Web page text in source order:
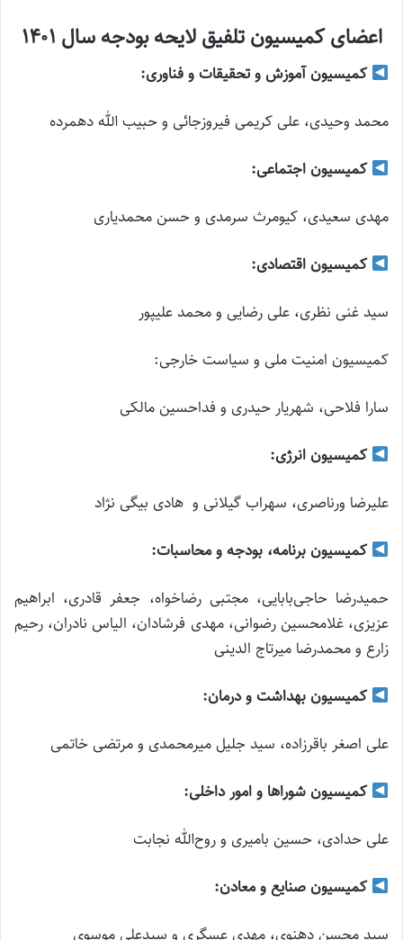
اعضای کمیسیون تلفیق لایحه بودجه سال ۱۴۰۱
کمیسیون آموزش و تحقیقات ‌و فناوری:
محمد وحیدی، علی کریمی فیروزجائی و حبیب الله دهمرده
کمیسیون اجتماعی:
مهدی سعیدی، کیومرث سرمدی و حسن محمدیاری
کمیسیون اقتصادی:
سید غنی نظری، علی رضایی و محمد علیپور
کمیسیون امنیت ملی و سیاست خارجی:
سارا فلاحی، شهریار حیدری و فداحسین مالکی
کمیسیون انرژی:
علیرضا ورناصری، سهراب گیلانی و هادی بیگی نژاد
کمیسیون برنامه، بودجه و محاسبات:
حمیدرضا حاجی‌بابایی، مجتبی رضاخواه، جعفر قادری، ابراهیم
عزیزی، غلامحسین رضوانی، مهدی فرشادان، الیاس نادران، رحیم
زارع و محمدرضا میرتاج الدینی
کمیسیون بهداشت و درمان:
علی اصغر باقرزاده، سید جلیل میرمحمدی و مرتضی خاتمی
کمیسیون شوراها و امور داخلی:
علی حدادی، حسین بامیری و روح‌الله نجابت
کمیسیون صنایع و معادن:
سید محسن دهنوی، مهدی عسگری و سیدعلی موسوی